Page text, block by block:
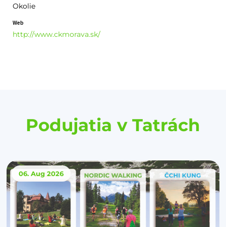
Okolie
Web
http://www.ckmorava.sk/
Podujatia v Tatrách
06. Aug 2026